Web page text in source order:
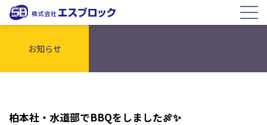
お知らせ
柏本社・水道部でBBQをしました🍖✨